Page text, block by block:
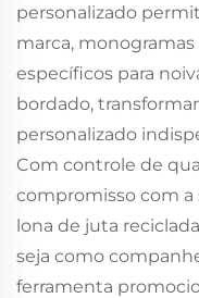
personalizado
marca,
específicos para
bordado,
personalizado
Com controle de
compromisso com a
lona de juta
seja como
ferramenta